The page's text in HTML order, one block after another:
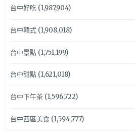
台中好吃(1,987,904)
台中韓式(1,908,018)
台中景點(1,751,199)
台中甜點(1,621,018)
台中下午茶(1,596,722)
台中西區美食(1,594,777)